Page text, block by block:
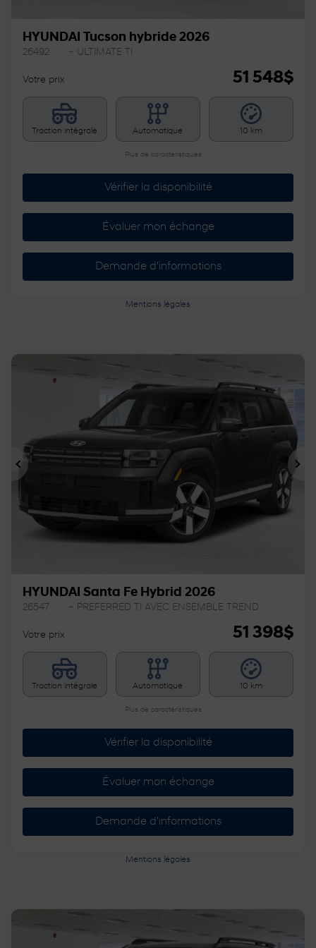
HYUNDAI Tucson hybride 2026
26492 – ULTIMATE TI
Votre prix 51 548$
Traction intégrale Automatique 10 km
Plus de caractéristiques
Vérifier la disponibilité
Évaluer mon échange
Demande d'informations
Mentions légales
Précédent
HYUNDAI Santa Fe Hybrid 2026
26547 – PREFERRED TI AVEC ENSEMBLE TREND
Votre prix 51 398$
Traction intégrale Automatique 10 km
Plus de caractéristiques
Vérifier la disponibilité
Évaluer mon échange
Demande d'informations
Mentions légales